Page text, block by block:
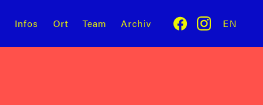
Infos Ort Team Archiv EN